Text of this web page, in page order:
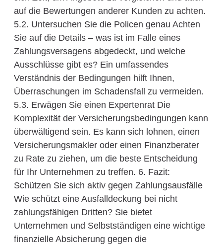
auf die Bewertungen anderer Kunden zu achten.
5.2. Untersuchen Sie die Policen genau Achten
Sie auf die Details – was ist im Falle eines
Zahlungsversagens abgedeckt, und welche
Ausschlüsse gibt es? Ein umfassendes
Verständnis der Bedingungen hilft Ihnen,
Überraschungen im Schadensfall zu vermeiden.
5.3. Erwägen Sie einen Expertenrat Die
Komplexität der Versicherungsbedingungen kann
überwältigend sein. Es kann sich lohnen, einen
Versicherungsmakler oder einen Finanzberater
zu Rate zu ziehen, um die beste Entscheidung
für Ihr Unternehmen zu treffen. 6. Fazit:
Schützen Sie sich aktiv gegen Zahlungsausfälle
Wie schützt eine Ausfalldeckung bei nicht
zahlungsfähigen Dritten? Sie bietet
Unternehmen und Selbstständigen eine wichtige
finanzielle Absicherung gegen die